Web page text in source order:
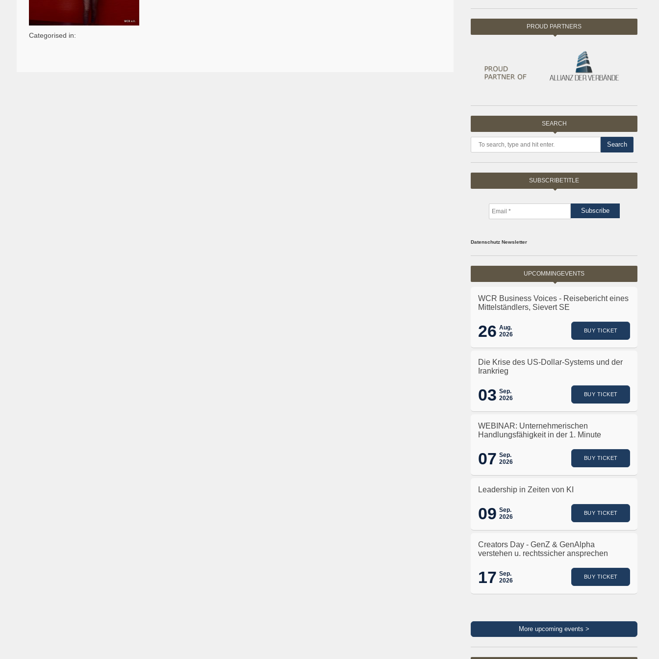
Categorised in:
PROUD PARTNERS
SEARCH
Search
SUBSCRIBETITLE
Datenschutz Newsletter
UPCOMMINGEVENTS
WCR Business Voices - Reisebericht eines
Mittelständlers, Sievert SE
26 Aug.
2026
BUY TICKET
Die Krise des US-Dollar-Systems und der
Irankrieg
03 Sep.
2026
BUY TICKET
WEBINAR: Unternehmerischen
Handlungsfähigkeit in der 1. Minute
07 Sep.
2026
BUY TICKET
Leadership in Zeiten von KI
09 Sep.
2026
BUY TICKET
Creators Day - GenZ & GenAlpha
verstehen u. rechtssicher ansprechen
17 Sep.
2026
BUY TICKET
More upcoming events >